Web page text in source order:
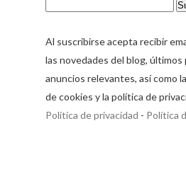
Al suscribirse acepta recibir
las novedades del blog, últimos
anuncios relevantes, así como
de cookies y la política de
Política de privacidad - Política